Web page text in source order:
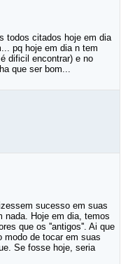
todos citados hoje em dia
pq hoje em dia n tem
dificil encontrar) e no
que ser bom...
sucesso em suas
nada. Hoje em dia, temos
que os ''antigos''. Ai que
modo de tocar em suas
Se fosse hoje, seria